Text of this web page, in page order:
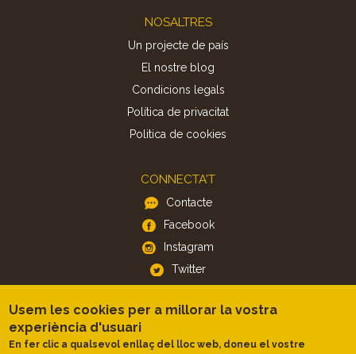
NOSALTRES
Un projecte de país
El nostre blog
Condicions legals
Política de privacitat
Politica de cookies
CONNECTA'T
Contacte
Facebook
Instagram
Twitter
APP
iOS
Usem les cookies per a millorar la vostra
experiència d'usuari
En fer clic a qualsevol enllaç del lloc web, doneu el vostre